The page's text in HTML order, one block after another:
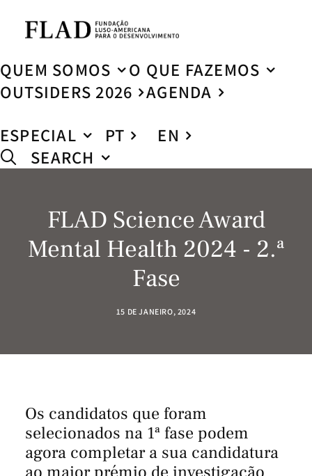
QUEM SOMOS
O QUE FAZEMOS
OUTSIDERS 2026
AGENDA
ESPECIAL
PT
EN
SEARCH
FLAD Science Award
Mental Health 2024 - 2.ª
Fase
15 DE JANEIRO, 2024
Os candidatos que foram
selecionados na 1ª fase podem
agora completar a sua candidatura